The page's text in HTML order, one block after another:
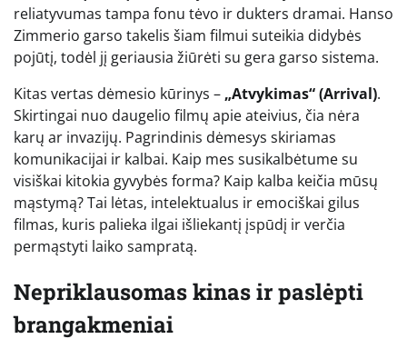
reliatyvumas tampa fonu tėvo ir dukters dramai. Hanso
Zimmerio garso takelis šiam filmui suteikia didybės
pojūtį, todėl jį geriausia žiūrėti su gera garso sistema.
Kitas vertas dėmesio kūrinys –„Atvykimas“ (Arrival).
Skirtingai nuo daugelio filmų apie ateivius, čia nėra
karų ar invazijų. Pagrindinis dėmesys skiriamas
komunikacijai ir kalbai. Kaip mes susikalbėtume su
visiškai kitokia gyvybės forma? Kaip kalba keičia mūsų
mąstymą? Tai lėtas, intelektualus ir emociškai gilus
filmas, kuris palieka ilgai išliekantį įspūdį ir verčia
permąstyti laiko sampratą.
Nepriklausomas kinas ir paslėpti
brangakmeniai